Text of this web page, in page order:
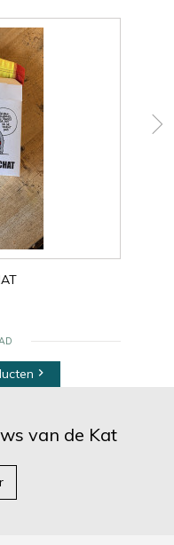

van de Kat